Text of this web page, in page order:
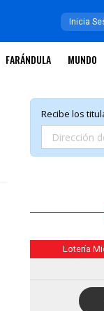
Inicia
FARÁNDULA MUNDO
Lotería